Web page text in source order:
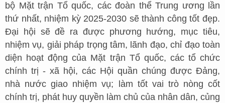
bộ Mặt trận Tổ quốc, các đoàn thể Trung ương lần
thứ nhất, nhiệm kỳ 2025-2030 sẽ thành công tốt đẹp.
Đại hội sẽ đề ra được phương hướng, mục tiêu,
nhiệm vụ, giải pháp trọng tâm, lãnh đạo, chỉ đạo toàn
diện hoạt động của Mặt trận Tổ quốc, các tổ chức
chính trị - xã hội, các Hội quần chúng được Đảng,
nhà nước giao nhiệm vụ; làm tốt vai trò nòng cốt
chính trị, phát huy quyền làm chủ của nhân dân, củng